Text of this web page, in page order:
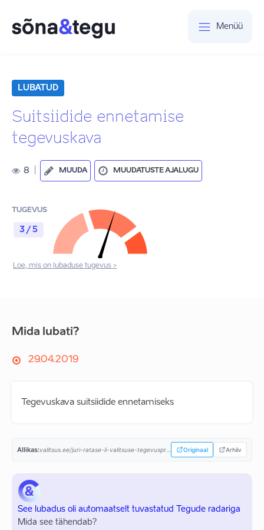
Menüü
LUBATUD
Suitsiidide ennetamise
tegevuskava
8 MUUDA MUUDATUSTE AJALUGU
TUGEVUS
3 / 5
Loe, mis on lubaduse tugevus >
Mida lubati?
29.04.2019
Tegevuskava suitsiidide ennetamiseks
Allikas: Originaal Arhiiv
See lubadus oli automaatselt tuvastatud Tegude radariga
Mida see tähendab?